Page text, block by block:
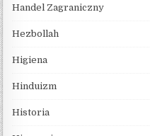
Handel Zagraniczny
Hezbollah
Higiena
Hinduizm
Historia